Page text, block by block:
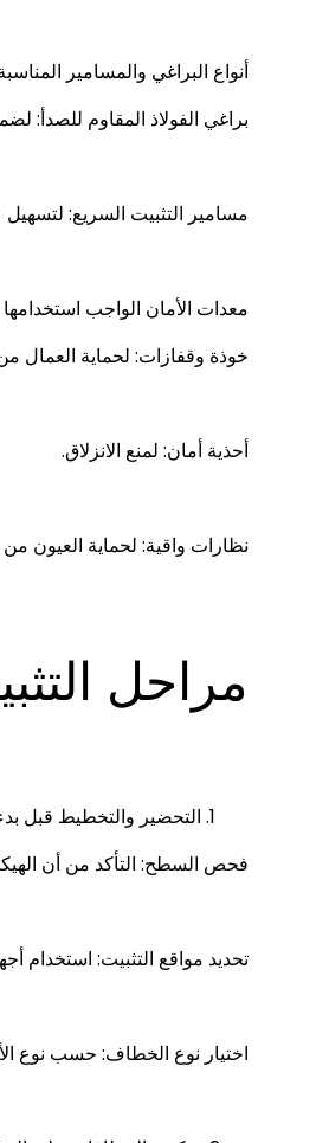
أنواع البراغي والمسامير
براغي الفولاذ المقاوم للصدأ:
مسامير التثبيت السريع: لتسهيل
معدات الأمان الواجب استخدامها
خوذة وقفازات: لحماية العمال
أحذية أمان: لمنع الانزلاق.
نظارات واقية: لحماية العيون من
مراحل
التحضير والتخطيط قبل
فحص السطح: التأكد من أن
تحديد مواقع التثبيت: استخدام
اختيار نوع الخطاف: حسب نوع